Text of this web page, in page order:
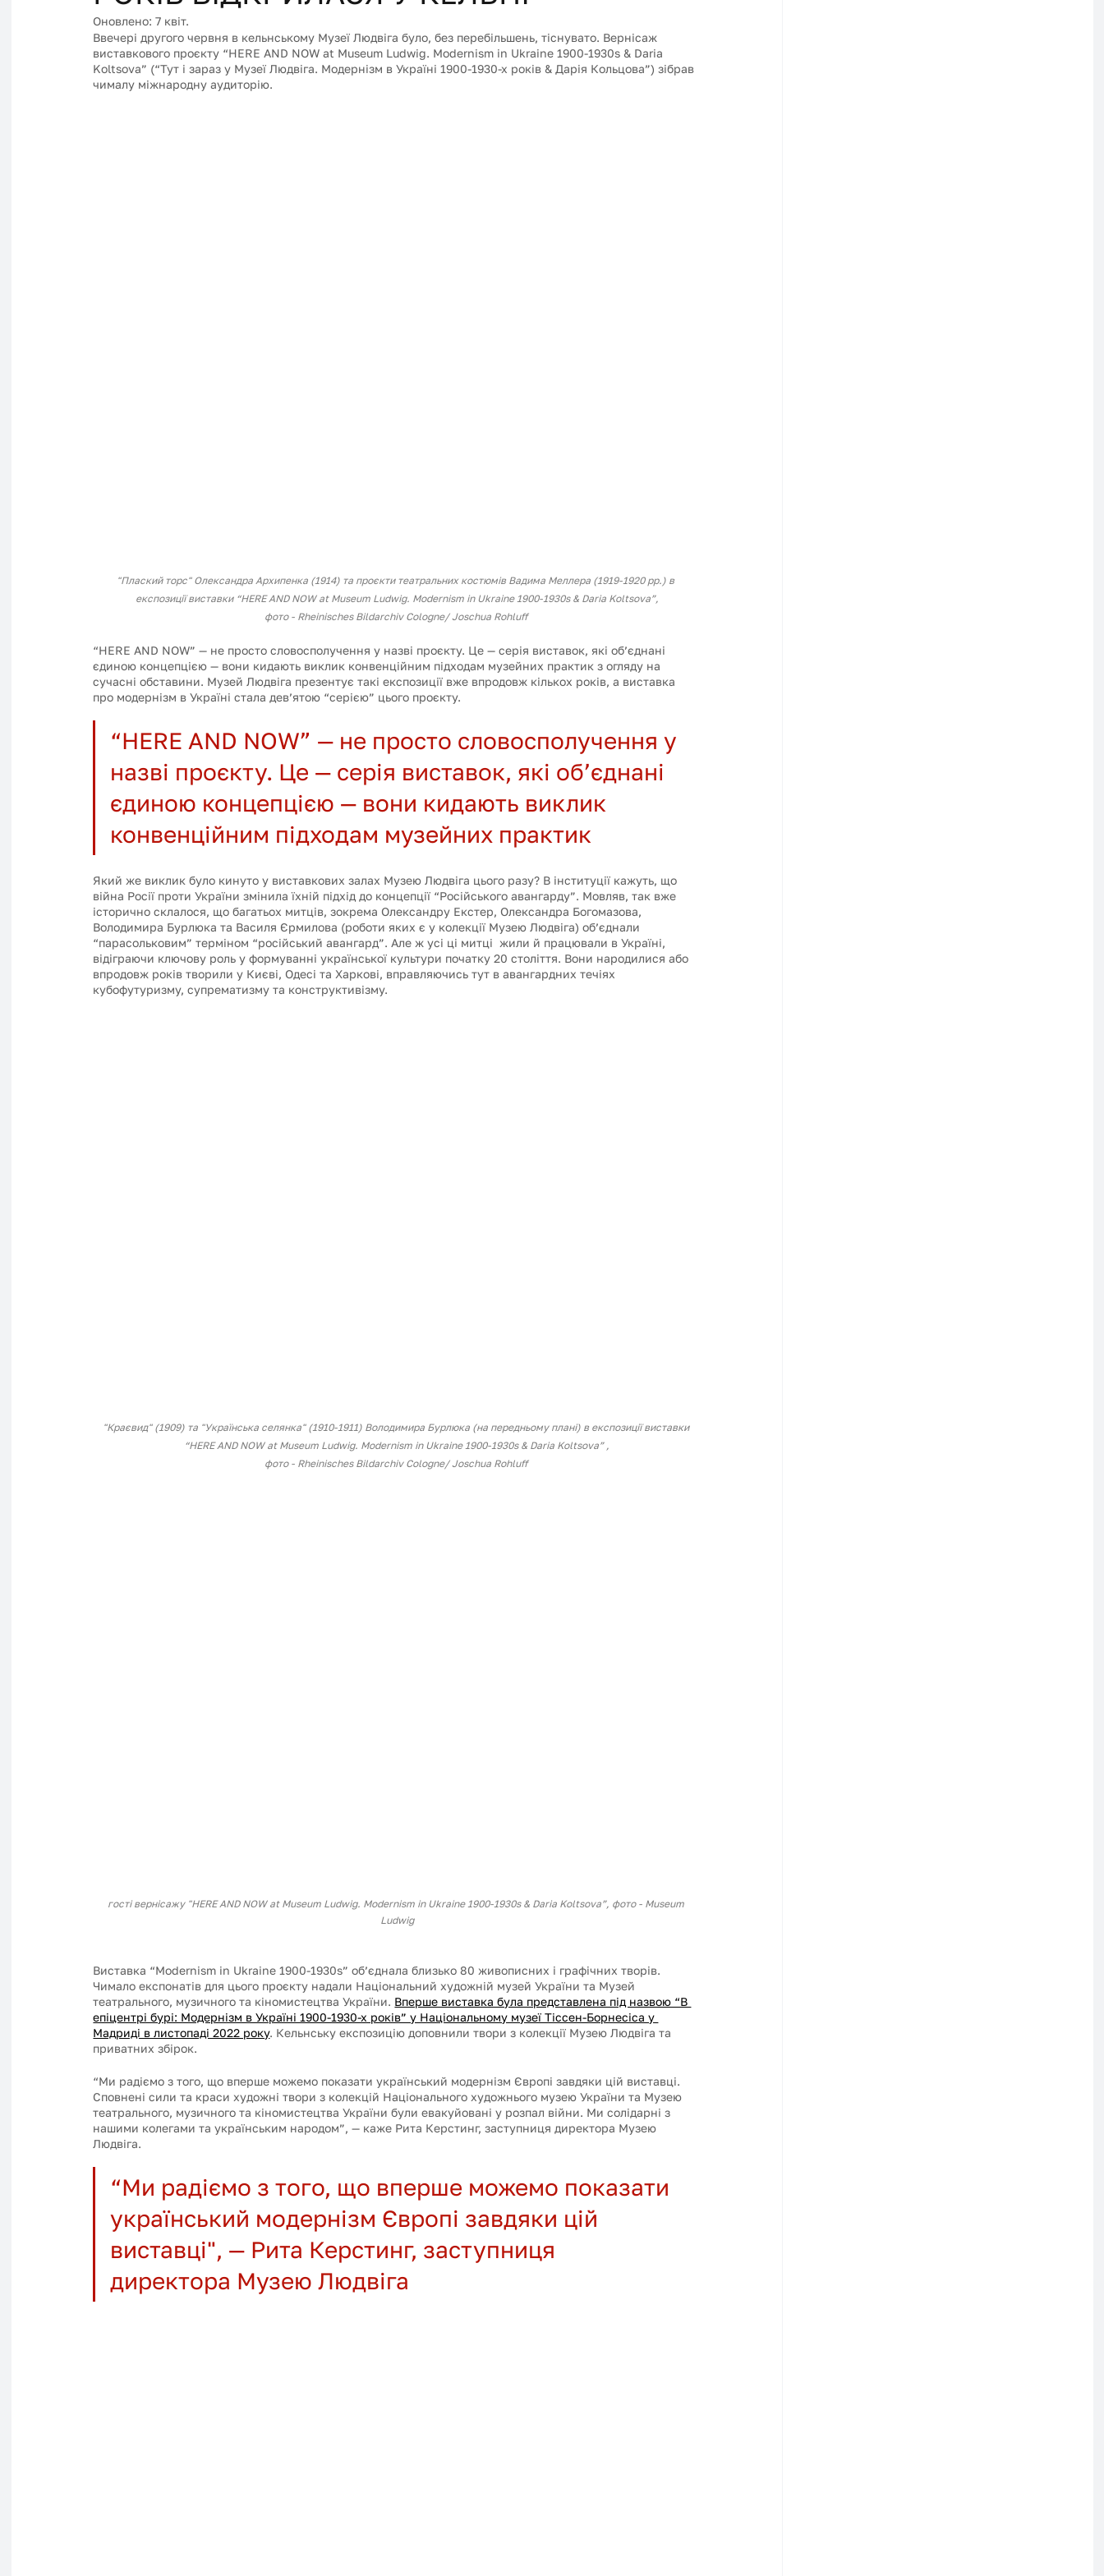
Оновлено:7 квіт.
Ввечері другого червня в кельнському Музеї Людвіга було, без перебільшень, тіснувато. Вернісаж
виставкового проєкту “HERE AND NOW at Museum Ludwig. Modernism in Ukraine 1900-1930s & Daria
Koltsova” (“Тут і зараз у Музеї Людвіга. Модернізм в Україні 1900-1930-х років & Дарія Кольцова”) зібрав
чималу міжнародну аудиторію.
"Плаский торс" Олександра Архипенка (1914) та проєкти театральних костюмів Вадима Меллера (1919-1920 рр.) в
експозиції виставки “HERE AND NOW at Museum Ludwig. Modernism in Ukraine 1900-1930s & Daria Koltsova”,
фото - Rheinisches Bildarchiv Cologne/ Joschua Rohluff
“HERE AND NOW” — не просто словосполучення у назві проєкту. Це — серія виставок, які об’єднані
єдиною концепцією — вони кидають виклик конвенційним підходам музейних практик з огляду на
сучасні обставини. Музей Людвіга презентує такі експозиції вже впродовж кількох років, а виставка
про модернізм в Україні стала дев’ятою “серією” цього проєкту.
“HERE AND NOW” — не просто словосполучення у
назві проєкту. Це — серія виставок, які об’єднані
єдиною концепцією — вони кидають виклик
конвенційним підходам музейних практик
Який же виклик було кинуто у виставкових залах Музею Людвіга цього разу? В інституції кажуть, що
війна Росії проти України змінила їхній підхід до концепції “Російського авангарду”. Мовляв, так вже
історично склалося, що багатьох митців, зокрема Олександру Екстер, Олександра Богомазова,
Володимира Бурлюка та Василя Єрмилова (роботи яких є у колекції Музею Людвіга) об’єднали
“парасольковим” терміном “російський авангард”. Але ж усі ці митці  жили й працювали в Україні,
відіграючи ключову роль у формуванні української культури початку 20 століття. Вони народилися або
впродовж років творили у Києві, Одесі та Харкові, вправляючись тут в авангардних течіях
кубофутуризму, супрематизму та конструктивізму.
"Краєвид" (1909) та "Українська селянка" (1910-1911) Володимира Бурлюка (на передньому плані) в експозиції виставки
“HERE AND NOW at Museum Ludwig. Modernism in Ukraine 1900-1930s & Daria Koltsova” ,
фото - Rheinisches Bildarchiv Cologne/ Joschua Rohluff
гості вернісажу "HERE AND NOW at Museum Ludwig. Modernism in Ukraine 1900-1930s & Daria Koltsova”, фото - Museum
Ludwig
Виставка “Modernism in Ukraine 1900-1930s” об’єднала близько 80 живописних і графічних творів.
Чимало експонатів для цього проєкту надали Національний художній музей України та Музей
театрального, музичного та кіномистецтва України. Вперше виставка була представлена під назвою “В
епіцентрі бурі: Модернізм в Україні 1900-1930-х років” у Національному музеї Тіссен-Борнесіса у
Мадриді в листопаді 2022 року. Кельнську експозицію доповнили твори з колекції Музею Людвіга та
приватних збірок.
“Ми радіємо з того, що вперше можемо показати український модернізм Європі завдяки цій виставці.
Сповнені сили та краси художні твори з колекцій Національного художнього музею України та Музею
театрального, музичного та кіномистецтва України були евакуйовані у розпал війни. Ми солідарні з
нашими колегами та українським народом”, — каже Рита Керстинг, заступниця директора Музею
Людвіга.
“Ми радіємо з того, що вперше можемо показати
український модернізм Європі завдяки цій
виставці", — Рита Керстинг, заступниця
директора Музею Людвіга